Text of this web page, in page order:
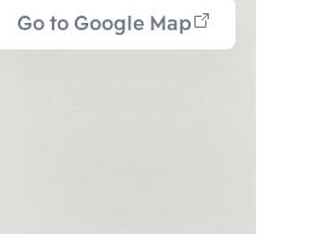
Go to Google Map